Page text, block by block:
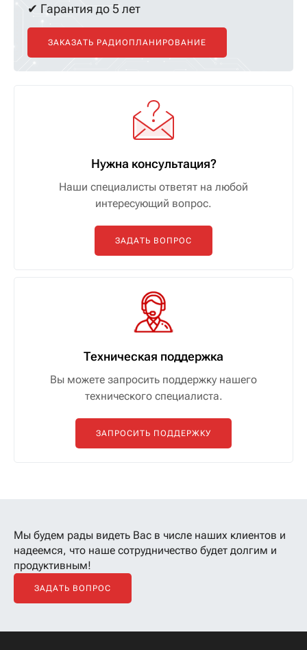
✔ Гарантия до 5 лет
ЗАКАЗАТЬ РАДИОПЛАНИРОВАНИЕ
Нужна консультация?
Наши специалисты ответят на любой
интересующий вопрос.
ЗАДАТЬ ВОПРОС
Техническая поддержка
Вы можете запросить поддержку нашего
технического специалиста.
ЗАПРОСИТЬ ПОДДЕРЖКУ
Мы будем рады видеть Вас в числе наших клиентов и
надеемся, что наше сотрудничество будет долгим и
продуктивным!
ЗАДАТЬ ВОПРОС